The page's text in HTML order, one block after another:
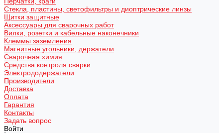
Стекла, пластины, светофильтры и диоптрические линзы
Щитки защитные
Аксессуары для сварочных работ
Вилки, розетки и кабельные наконечники
Клеммы заземления
Магнитные угольники, держатели
Сварочная химия
Средства контроля сварки
Электрододержатели
Производители
Доставка
Оплата
Гарантия
Контакты
Задать вопрос
Войти